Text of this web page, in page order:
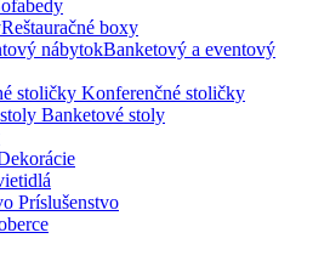
Reštauračné boxy
Banketový a eventový
Konferenčné stoličky
Banketové stoly
Príslušenstvo